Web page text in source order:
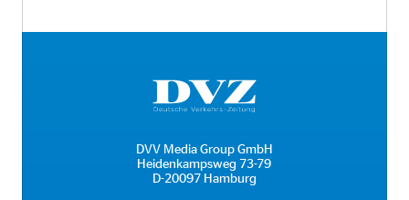
DVV Media Group GmbH
Heidenkampsweg 73-79
D-20097 Hamburg